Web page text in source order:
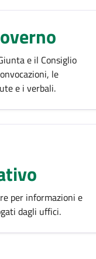
e il Consiglio
le
e i verbali.
per informazioni e
dagli uffici.